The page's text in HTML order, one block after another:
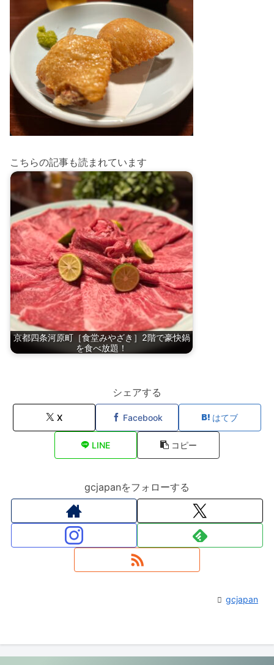
こちらの記事も読まれています
京都四条河原町［食堂みやざき］2階で豪快鍋
を食べ放題！
シェアする
X Facebook はてブ
LINE コピー
gcjapanをフォローする
gcjapan